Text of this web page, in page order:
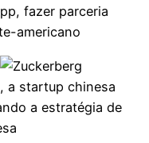
fazer parceria
americano
a startup chinesa
a estratégia de